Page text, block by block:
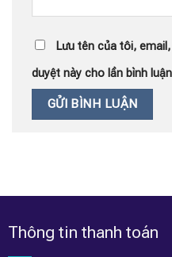
Lưu tên của tôi,
duyệt này cho lần bình
Thông tin thanh toán